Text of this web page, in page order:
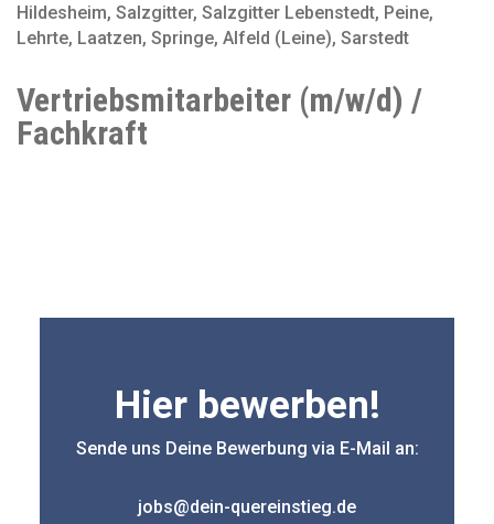
Hildesheim, Salzgitter, Salzgitter Lebenstedt, Peine,
Lehrte, Laatzen, Springe, Alfeld (Leine), Sarstedt
Vertriebsmitarbeiter (m/w/d) /
Fachkraft
Hier bewerben!
Sende uns Deine Bewerbung via E-Mail an:
jobs@dein-quereinstieg.de